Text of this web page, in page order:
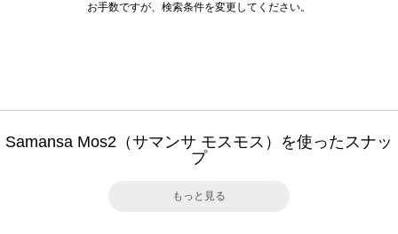
お手数ですが、検索条件を変更してください。
Samansa Mos2（サマンサ モスモス）を使ったスナッ
プ
もっと見る